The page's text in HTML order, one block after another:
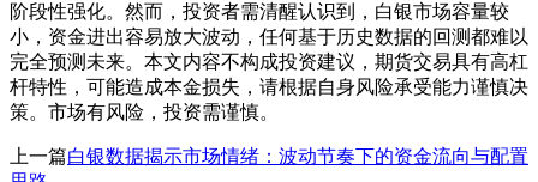
阶段性强化。然而，投资者需清醒认识到，白银市场容量较
小，资金进出容易放大波动，任何基于历史数据的回测都难以
完全预测未来。本文内容不构成投资建议，期货交易具有高杠
杆特性，可能造成本金损失，请根据自身风险承受能力谨慎决
策。市场有风险，投资需谨慎。
上一篇白银数据揭示市场情绪：波动节奏下的资金流向与配置